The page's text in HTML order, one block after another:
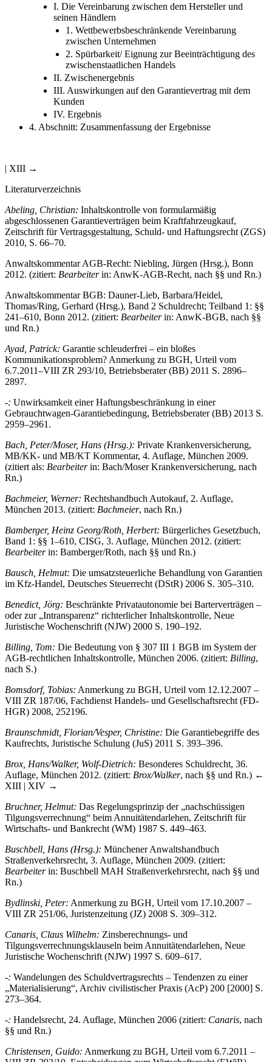
I. Die Vereinbarung zwischen dem Hersteller und
seinen Händlern
1. Wettbewerbsbeschränkende Vereinbarung
zwischen Unternehmen
2. Spürbarkeit/ Eignung zur Beeinträchtigung des
zwischenstaatlichen Handels
II. Zwischenergebnis
III. Auswirkungen auf den Garantievertrag mit dem
Kunden
IV. Ergebnis
4. Abschnitt: Zusammenfassung der Ergebnisse
| XIII →
Literaturverzeichnis
Abeling, Christian: Inhaltskontrolle von formularmäßig
abgeschlossenen Garantieverträgen beim Kraftfahrzeugkauf,
Zeitschrift für Vertragsgestaltung, Schuld- und Haftungsrecht (ZGS)
2010, S. 66–70.
Anwaltskommentar AGB-Recht: Niebling, Jürgen (Hrsg.), Bonn
2012. (zitiert: Bearbeiterin: AnwK-AGB-Recht, nach §§ und Rn.)
Anwaltskommentar BGB: Dauner-Lieb, Barbara/Heidel,
Thomas/Ring, Gerhard (Hrsg.), Band 2 Schuldrecht; Teilband 1: §§
241–610, Bonn 2012. (zitiert: Bearbeiterin: AnwK-BGB, nach §§
und Rn.)
Ayad, Patrick: Garantie schleuderfrei – ein bloßes
Kommunikationsproblem? Anmerkung zu BGH, Urteil vom
6.7.2011–VIII ZR 293/10, Betriebsberater (BB) 2011 S. 2896–
2897.
-: Unwirksamkeit einer Haftungsbeschränkung in einer
Gebrauchtwagen-Garantiebedingung, Betriebsberater (BB) 2013 S.
2959–2961.
Bach, Peter/Moser, Hans (Hrsg.): Private Krankenversicherung,
MB/KK- und MB/KT Kommentar, 4. Auflage, München 2009.
(zitiert als: Bearbeiterin: Bach/Moser Krankenversicherung, nach
Rn.)
Bachmeier, Werner: Rechtshandbuch Autokauf, 2. Auflage,
München 2013. (zitiert: Bachmeier, nach Rn.)
Bamberger, Heinz Georg/Roth, Herbert: Bürgerliches Gesetzbuch,
Band 1: §§ 1–610, CISG, 3. Auflage, München 2012. (zitiert:
Bearbeiterin: Bamberger/Roth, nach §§ und Rn.)
Bausch, Helmut: Die umsatzsteuerliche Behandlung von Garantien
im Kfz-Handel, Deutsches Steuerrecht (DStR) 2006 S. 305–310.
Benedict, Jörg: Beschränkte Privatautonomie bei Barterverträgen –
oder zur „Intransparenz“ richterlicher Inhaltskontrolle, Neue
Juristische Wochenschrift (NJW) 2000 S. 190–192.
Billing, Tom: Die Bedeutung von § 307 III 1 BGB im System der
AGB-rechtlichen Inhaltskontrolle, München 2006. (zitiert: Billing,
nach S.)
Bomsdorf, Tobias: Anmerkung zu BGH, Urteil vom 12.12.2007 –
VIII ZR 187/06, Fachdienst Handels- und Gesellschaftsrecht (FD-
HGR) 2008, 252196.
Braunschmidt, Florian/Vesper, Christine: Die Garantiebegriffe des
Kaufrechts, Juristische Schulung (JuS) 2011 S. 393–396.
Brox, Hans/Walker, Wolf-Dietrich: Besonderes Schuldrecht, 36.
Auflage, München 2012. (zitiert: Brox/Walker, nach §§ und Rn.) ←
XIII | XIV →
Bruchner, Helmut: Das Regelungsprinzip der „nachschüssigen
Tilgungsverrechnung“ beim Annuitätendarlehen, Zeitschrift für
Wirtschafts- und Bankrecht (WM) 1987 S. 449–463.
Buschbell, Hans (Hrsg.): Münchener Anwaltshandbuch
Straßenverkehrsrecht, 3. Auflage, München 2009. (zitiert:
Bearbeiterin: Buschbell MAH Straßenverkehrsrecht, nach §§ und
Rn.)
Bydlinski, Peter: Anmerkung zu BGH, Urteil vom 17.10.2007 –
VIII ZR 251/06, Juristenzeitung (JZ) 2008 S. 309–312.
Canaris, Claus Wilhelm: Zinsberechnungs- und
Tilgungsverrechnungsklauseln beim Annuitätendarlehen, Neue
Juristische Wochenschrift (NJW) 1997 S. 609–617.
-: Wandelungen des Schuldvertragsrechts – Tendenzen zu einer
„Materialisierung“, Archiv civilistischer Praxis (AcP) 200 [2000] S.
273–364.
-: Handelsrecht, 24. Auflage, München 2006 (zitiert: Canaris, nach
§§ und Rn.)
Christensen, Guido: Anmerkung zu BGH, Urteil vom 6.7.2011 –